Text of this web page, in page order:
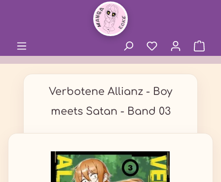
Verbotene Allianz - Boy
meets Satan - Band 03
Bildergalerie überspringen